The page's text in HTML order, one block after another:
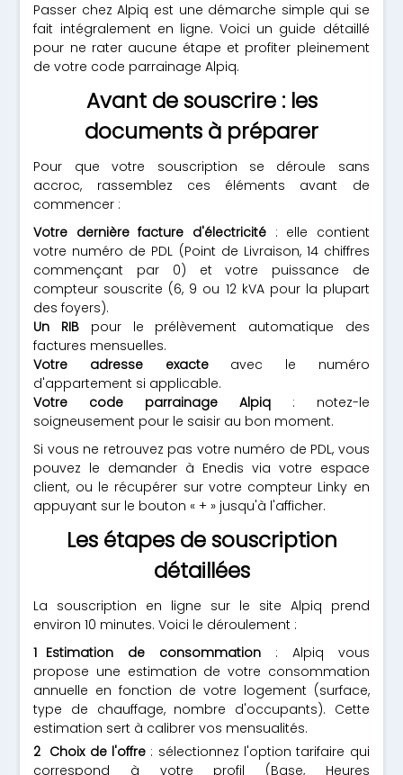
Passer chez Alpiq est une démarche simple qui se
fait intégralement en ligne. Voici un guide détaillé
pour ne rater aucune étape et profiter pleinement
de votre code parrainage Alpiq.
Avant de souscrire : les
documents à préparer
Pour que votre souscription se déroule sans
accroc, rassemblez ces éléments avant de
commencer :
Votre dernière facture d'électricité : elle contient
votre numéro de PDL (Point de Livraison, 14 chiffres
commençant par 0) et votre puissance de
compteur souscrite (6, 9 ou 12 kVA pour la plupart
des foyers).
Un RIB pour le prélèvement automatique des
factures mensuelles.
Votre adresse exacteavec le numéro
d'appartement si applicable.
Votre code parrainage Alpiq: notez-le
soigneusement pour le saisir au bon moment.
Si vous ne retrouvez pas votre numéro de PDL, vous
pouvez le demander à Enedis via votre espace
client, ou le récupérer sur votre compteur Linky en
appuyant sur le bouton « + » jusqu'à l'afficher.
Les étapes de souscription
détaillées
La souscription en ligne sur le site Alpiq prend
environ 10 minutes. Voici le déroulement :
Estimation de consommation : Alpiq vous
propose une estimation de votre consommation
annuelle en fonction de votre logement (surface,
type de chauffage, nombre d'occupants). Cette
estimation sert à calibrer vos mensualités.
Choix de l'offre : sélectionnez l'option tarifaire qui
correspond à votre profil (Base, Heures